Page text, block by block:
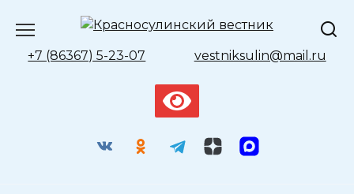
содержанию
+7 (86367) 5-23-07 vestniksulin@mail.ru